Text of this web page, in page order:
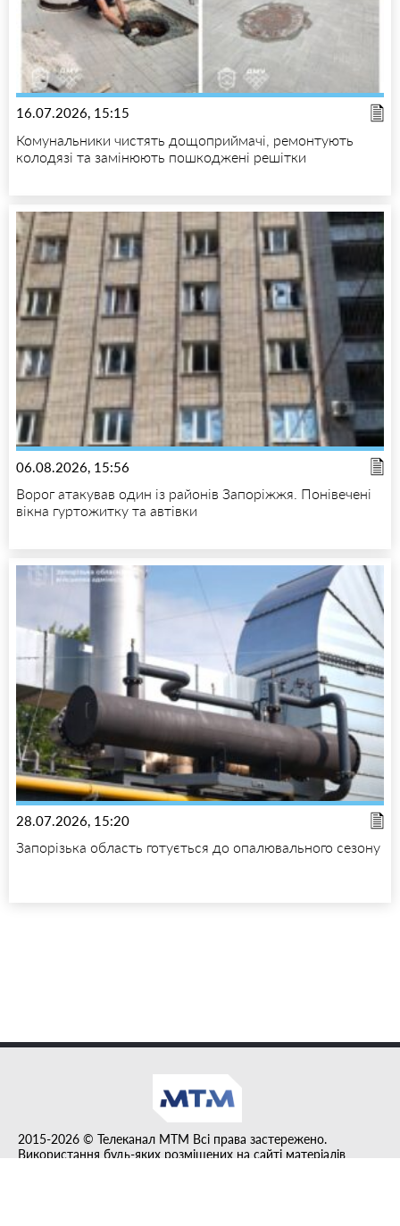
16.07.2026, 15:15
Комунальники чистять дощоприймачі, ремонтують
колодязі та замінюють пошкоджені решітки
06.08.2026, 15:56
Ворог атакував один із районів Запоріжжя. Понівечені
вікна гуртожитку та автівки
28.07.2026, 15:20
Запорізька область готується до опалювального сезону
2015-2026 © Телеканал MTM Всі права застережено.
Використання будь-яких розміщених на сайті матеріалів